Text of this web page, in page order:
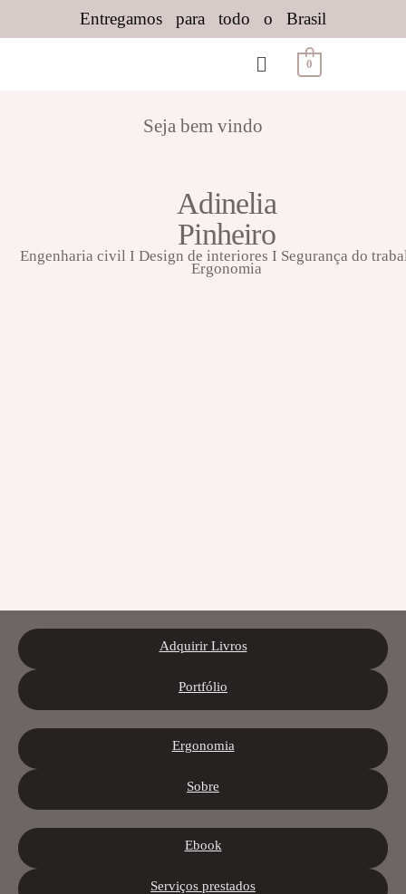
Entregamos para todo o Brasil
0
Seja bem vindo
Adinelia
Pinheiro
Engenharia civil I Design de interiores I Segurança do
Ergonomia
Adquirir Livros
Portfólio
Ergonomia
Sobre
Ebook
Serviços prestados